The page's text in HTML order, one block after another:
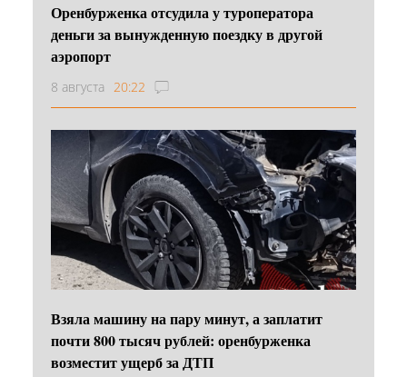
Оренбурженка отсудила у туроператора
деньги за вынужденную поездку в другой
аэропорт
8 августа 20:22
Взяла машину на пару минут, а заплатит
почти 800 тысяч рублей: оренбурженка
возместит ущерб за ДТП